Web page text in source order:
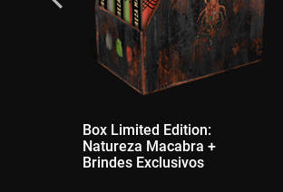
Box Limited Edition:
Natureza Macabra +
Brindes Exclusivos